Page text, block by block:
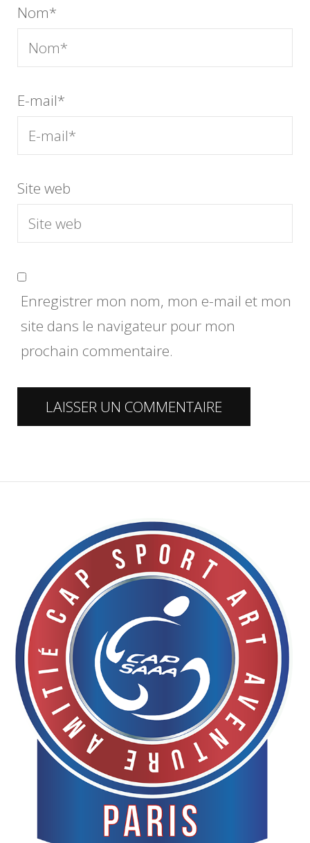
Nom*
E-mail*
Site web
Enregistrer mon nom, mon e-mail et mon
site dans le navigateur pour mon
prochain commentaire.